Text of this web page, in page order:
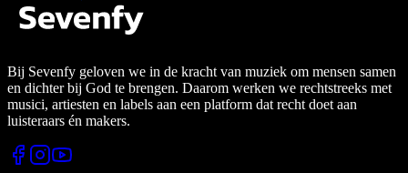
Bij Sevenfy geloven we in de kracht van muziek om mensen samen
en dichter bij God te brengen. Daarom werken we rechtstreeks met
musici, artiesten en labels aan een platform dat recht doet aan
luisteraars én makers.